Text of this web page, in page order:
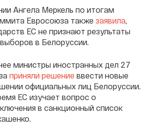
Ангела Меркель по итогам
Евросоюза также заявила,
ЕС не признают результаты
в Белоруссии.
министры иностранных дел 27
приняли решение ввести новые
официальных лиц Белоруссии.
ЕС изучает вопрос о
в санкционный список